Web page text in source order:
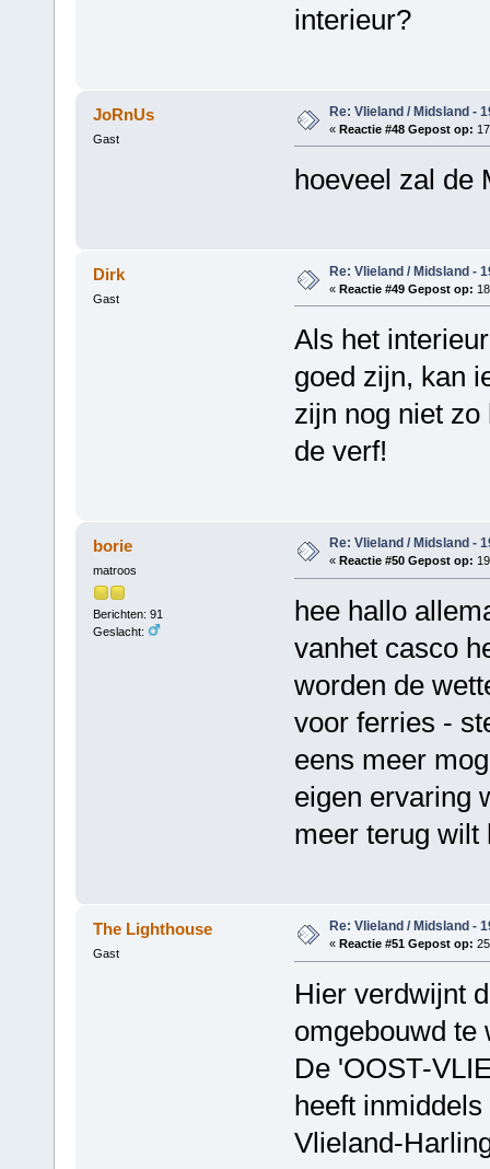
interieur?
JoRnUs
Gast
Re: Vlieland / Midsland -
« Reactie #48 Gepost op:
hoeveel zal de
Dirk
Gast
Re: Vlieland / Midsland -
« Reactie #49 Gepost op:
Als het
goed zijn, kan
zijn nog niet
de verf!
borie
matroos
Berichten: 91
Geslacht:
Re: Vlieland / Midsland -
« Reactie #50 Gepost op:
hee hallo
vanhet casco
worden de
voor ferries -
eens meer
eigen ervaring
meer terug wilt
The Lighthouse
Gast
Re: Vlieland / Midsland -
« Reactie #51 Gepost op:
Hier verdwijnt
omgebouwd te
De 'OOST-
heeft
Vlieland-